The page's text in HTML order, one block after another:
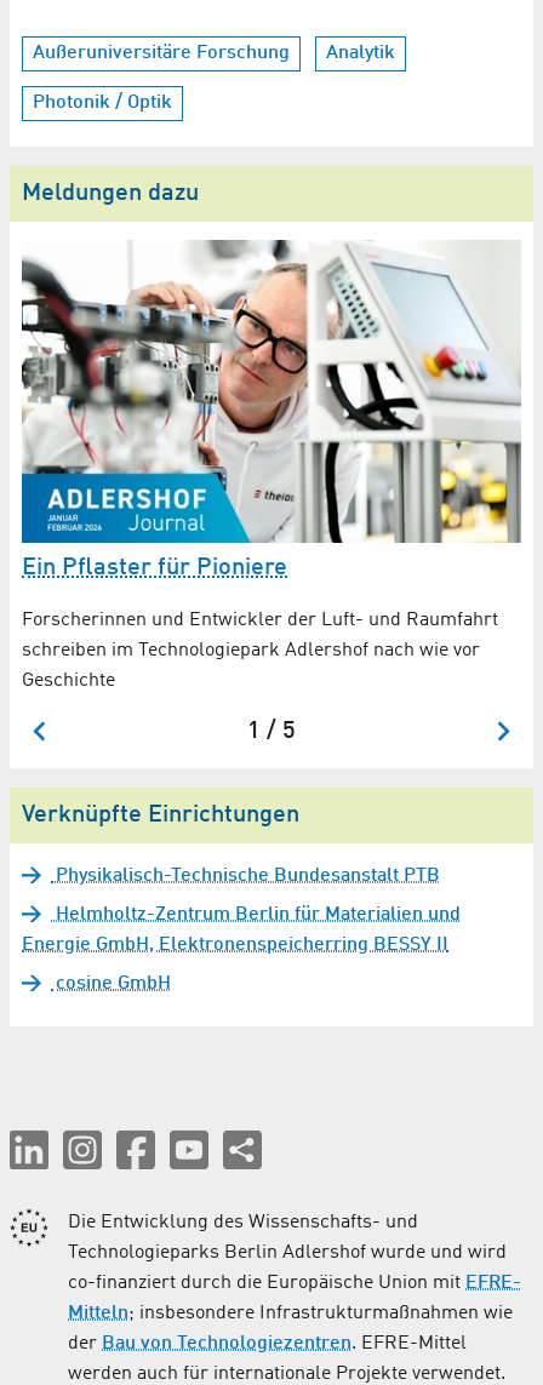
Außeruniversitäre Forschung Analytik
Photonik / Optik
Meldungen dazu
Ein Pflaster für Pioniere
Forscherinnen und Entwickler der Luft- und Raumfahrt
schreiben im Technologiepark Adlershof nach wie vor
Geschichte
1 / 5
Verknüpfte Einrichtungen
Physikalisch-Technische Bundesanstalt PTB
Helmholtz-Zentrum Berlin für Materialien und
Energie GmbH, Elektronenspeicherring BESSY II
cosine GmbH
Die Entwicklung des Wissenschafts- und
Technologieparks Berlin Adlershof wurde und wird
co-finanziert durch die Europäische Union mit EFRE-
Mitteln; insbesondere Infrastrukturmaßnahmen wie
der Bau von Technologiezentren. EFRE-Mittel
werden auch für internationale Projekte verwendet.